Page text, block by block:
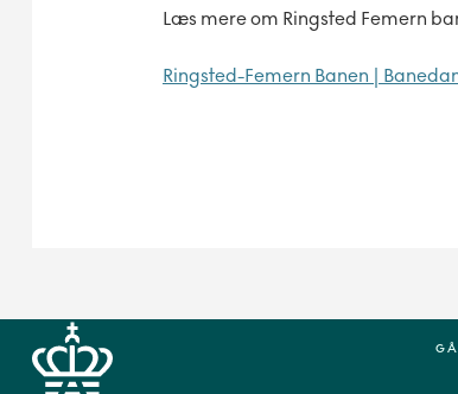
Læs mere om Ringsted Femern
Ringsted-Femern Banen |